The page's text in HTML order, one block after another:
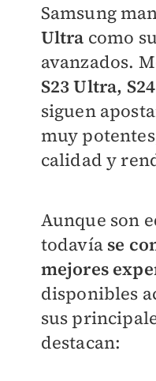
Samsung
Ultra como
avanzados.
S23 Ultra,
siguen
muy
calidad y
Aunque son
todavía se
mejores
disponibles
sus
destacan: